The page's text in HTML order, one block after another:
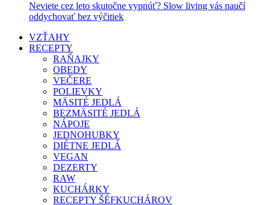
Neviete cez leto skutočne vypnúť? Slow living vás naučí
oddychovať bez výčitiek
VZŤAHY
RECEPTY
RAŇAJKY
OBEDY
VEČERE
POLIEVKY
MÄSITÉ JEDLÁ
BEZMÄSITÉ JEDLÁ
NÁPOJE
JEDNOHUBKY
DIÉTNE JEDLÁ
VEGAN
DEZERTY
RAW
KUCHÁRKY
RECEPTY ŠÉFKUCHÁROV